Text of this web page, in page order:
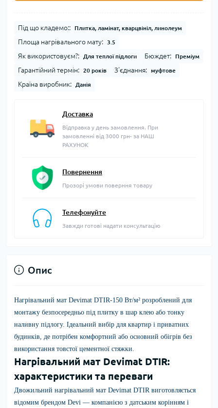
Під що кладемо:: Плитка, ламінат, кварцвініл, линолеум
Площа нагрівального мату: 3.5
Як використовуєм?: Для теплої підлоги Бюждет: Преміум
Гарантійний термін: 20 років З'єднання: муфтове
Країна виробник: Данія
Доставка
Відправка у день замовлення. При
замовленні від 3000 грн- за НАШ
РАХУНОК
Повернення
Прозорі умови поверння товару
Телефонуйте
Завжди готові надати консультацію
Опис
Нагрівальний мат Devimat DTIR-150 Вт/м² розроблений для
монтажу безпосередньо під плитку в шар клею або тонку
наливну підлогу. Ідеальний вибір для квартир і приватних
будинків, де потрібен комфортний або основний обігрів без
використання товстої цементної стяжки.
Нагрівальний мат Devimat DTIR:
характеристики та переваги
Двожильний нагрівальний мат Devimat DTIR виготовляється
відомим брендом Devi — компанією з датським корінням і